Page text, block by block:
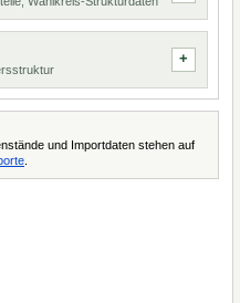
und Importdaten stehen auf